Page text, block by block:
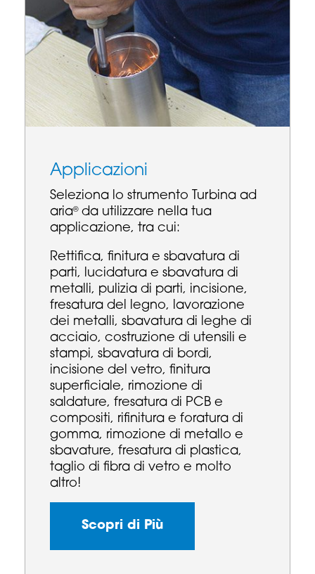
Applicazioni
Seleziona lo strumento Turbina ad
aria®da utilizzare nella tua
applicazione, tra cui:
Rettifica, finitura e sbavatura di
parti, lucidatura e sbavatura di
metalli, pulizia di parti, incisione,
fresatura del legno, lavorazione
dei metalli, sbavatura di leghe di
acciaio, costruzione di utensili e
stampi, sbavatura di bordi,
incisione del vetro, finitura
superficiale, rimozione di
saldature, fresatura di PCB e
compositi, rifinitura e foratura di
gomma, rimozione di metallo e
sbavature, fresatura di plastica,
taglio di fibra di vetro e molto
altro!
Scopri di Più